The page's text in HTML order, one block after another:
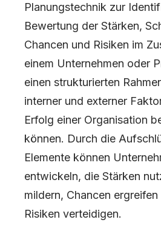
Planungstechnik zur
Bewertung der Stärken,
Chancen und Risiken im
einem Unternehmen oder
einen strukturierten
interner und externer
Erfolg einer Organisation
können. Durch die
Elemente können
entwickeln, die Stärken
mildern, Chancen
Risiken verteidigen.